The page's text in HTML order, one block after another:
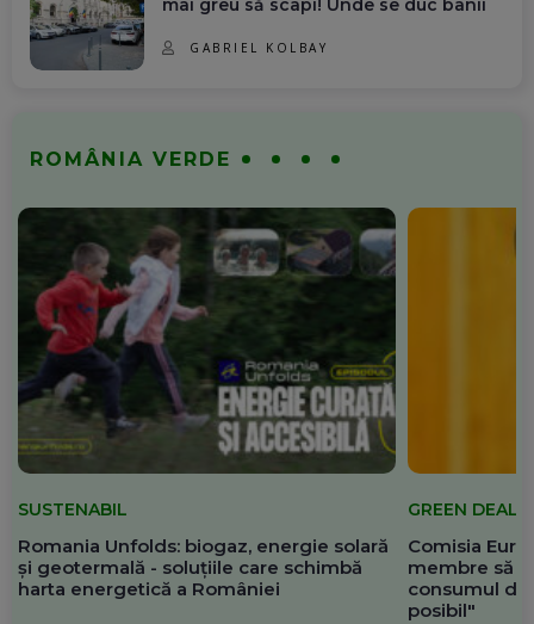
mai greu să scapi! Unde se duc banii
GABRIEL KOLBAY
ROMÂNIA VERDE
SUSTENABIL
Romania Unfolds: biogaz, energie solară
și geotermală - soluțiile care schimbă
harta energetică a României
GREEN DEAL
Comisia
membre să
consumul de
posibil"